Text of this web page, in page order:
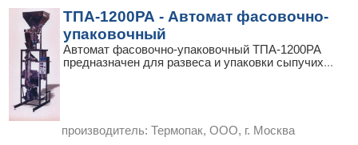
ТПА-1200РА - Автомат фасовочно-
упаковочный
Автомат фасовочно-упаковочный ТПА-1200РА
предназначен для развеса и упаковки сыпучих...
производитель: Термопак, ООО, г. Москва